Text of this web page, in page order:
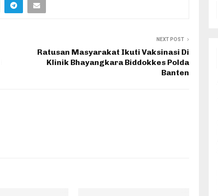
NEXT POST
Ratusan Masyarakat Ikuti Vaksinasi Di
Klinik Bhayangkara Biddokkes Polda
Banten